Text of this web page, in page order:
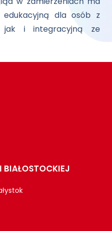
dla osób z
jak i integracyjną ze
BIAŁOSTOCKIEJ